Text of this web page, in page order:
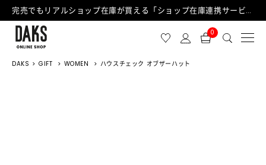
完売でもリアルショップ在庫が買える「ショップ在庫連携サービス」が日中もご利用可能になりました！
0
DAKS GIFT WOMEN ハウスチェック オブザーハット